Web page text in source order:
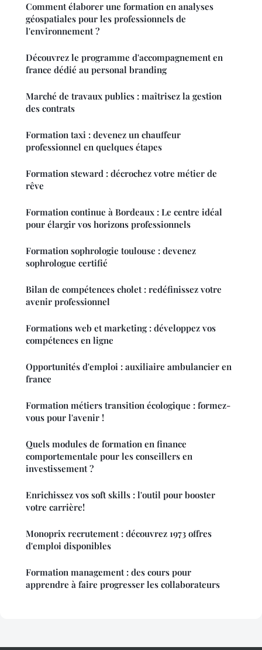
Comment élaborer une formation en analyses
géospatiales pour les professionnels de
l'environnement ?
Découvrez le programme d'accompagnement en
france dédié au personal branding
Marché de travaux publics : maîtrisez la gestion
des contrats
Formation taxi : devenez un chauffeur
professionnel en quelques étapes
Formation steward : décrochez votre métier de
rêve
Formation continue à Bordeaux : Le centre idéal
pour élargir vos horizons professionnels
Formation sophrologie toulouse : devenez
sophrologue certifié
Bilan de compétences cholet : redéfinissez votre
avenir professionnel
Formations web et marketing : développez vos
compétences en ligne
Opportunités d'emploi : auxiliaire ambulancier en
france
Formation métiers transition écologique : formez-
vous pour l'avenir !
Quels modules de formation en finance
comportementale pour les conseillers en
investissement ?
Enrichissez vos soft skills : l'outil pour booster
votre carrière!
Monoprix recrutement : découvrez 1973 offres
d'emploi disponibles
Formation management : des cours pour
apprendre à faire progresser les collaborateurs